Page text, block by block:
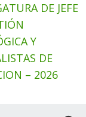
DE JEFE
Y
DE
– 2026